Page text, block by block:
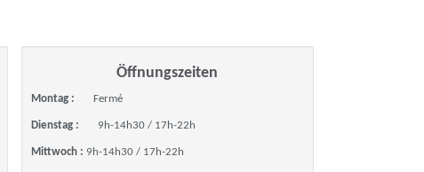
Öffnungszeiten
Montag : Fermé
Dienstag : 9h-14h30 / 17h-22h
Mittwoch : 9h-14h30 / 17h-22h